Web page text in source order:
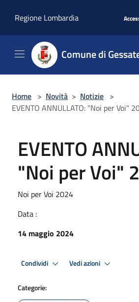
Regione Lombardia
Comune di
Home > Novità > Notizie >
EVENTO ANNULLATO: "Noi per Voi"
EVENTO
"Noi per Voi"
Noi per Voi 2024
Data :
14 maggio 2024
Condividi Vedi azioni
Categorie: